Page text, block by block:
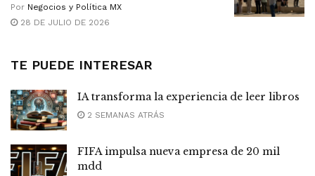
Por Negocios y Política MX
28 DE JULIO DE 2026
TE PUEDE INTERESAR
IA transforma la experiencia de leer libros
2 SEMANAS ATRÁS
FIFA impulsa nueva empresa de 20 mil
mdd